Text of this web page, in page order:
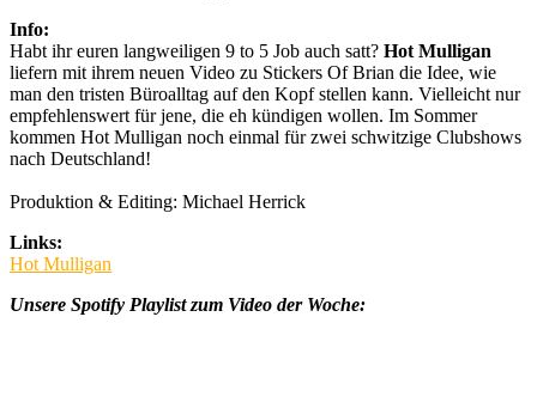
Info:
Habt ihr euren langweiligen 9 to 5 Job auch satt? Hot Mulligan
liefern mit ihrem neuen Video zu Stickers Of Brian die Idee, wie
man den tristen Büroalltag auf den Kopf stellen kann. Vielleicht nur
empfehlenswert für jene, die eh kündigen wollen. Im Sommer
kommen Hot Mulligan noch einmal für zwei schwitzige Clubshows
nach Deutschland!
Produktion & Editing: Michael Herrick
Links:
Hot Mulligan
Unsere Spotify Playlist zum Video der Woche: